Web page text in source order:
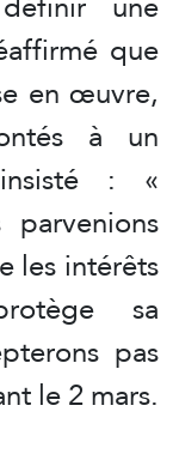
que
en œuvre,
à un
: «
les intérêts
sa
pas
le 2 mars.